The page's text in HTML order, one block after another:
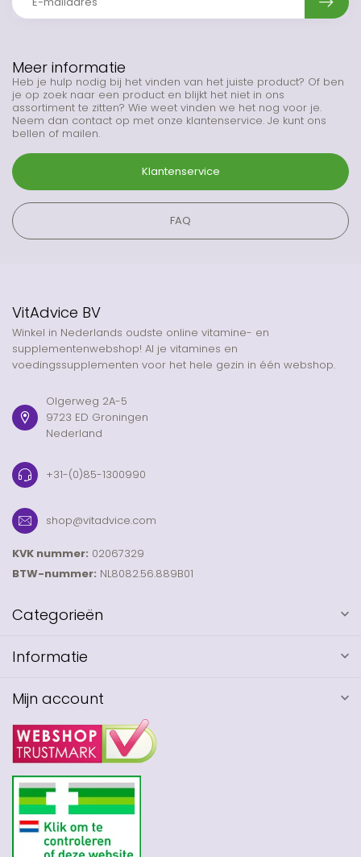
Meer informatie
Heb je hulp nodig bij het vinden van het juiste product? Of ben
je op zoek naar een product en blijkt het niet in ons
assortiment te zitten? Wie weet vinden we het nog voor je.
Neem dan contact op met onze klantenservice. Je kunt ons
bellen of mailen.
Klantenservice
FAQ
VitAdvice BV
Winkel in Nederlands oudste online vitamine- en
supplementenwebshop! Al je vitamines en
voedingssupplementen voor het hele gezin in één webshop.
Olgerweg 2A-5
9723 ED Groningen
Nederland
+31-(0)85-1300990
shop@vitadvice.com
KVK nummer: 02067329
BTW-nummer: NL8082.56.889B01
Categorieën
Informatie
Mijn account